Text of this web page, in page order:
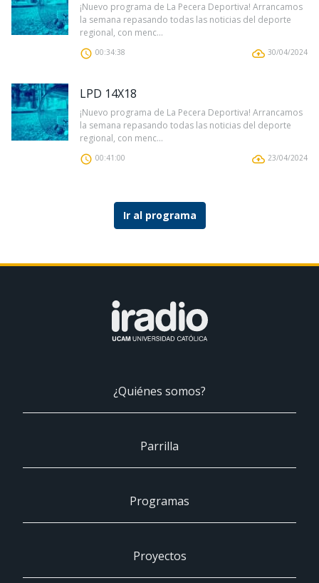
¡Nuevo programa de La Pecera Deportiva! Arrancamos
la semana repasando todas las noticias del deporte
regional, con menc...
00:34:38 30/04/2024
LPD 14X18
¡Nuevo programa de La Pecera Deportiva! Arrancamos
la semana repasando todas las noticias del deporte
regional, con menc...
00:41:00 23/04/2024
Ir al programa
¿Quiénes somos?
Parrilla
Programas
Proyectos